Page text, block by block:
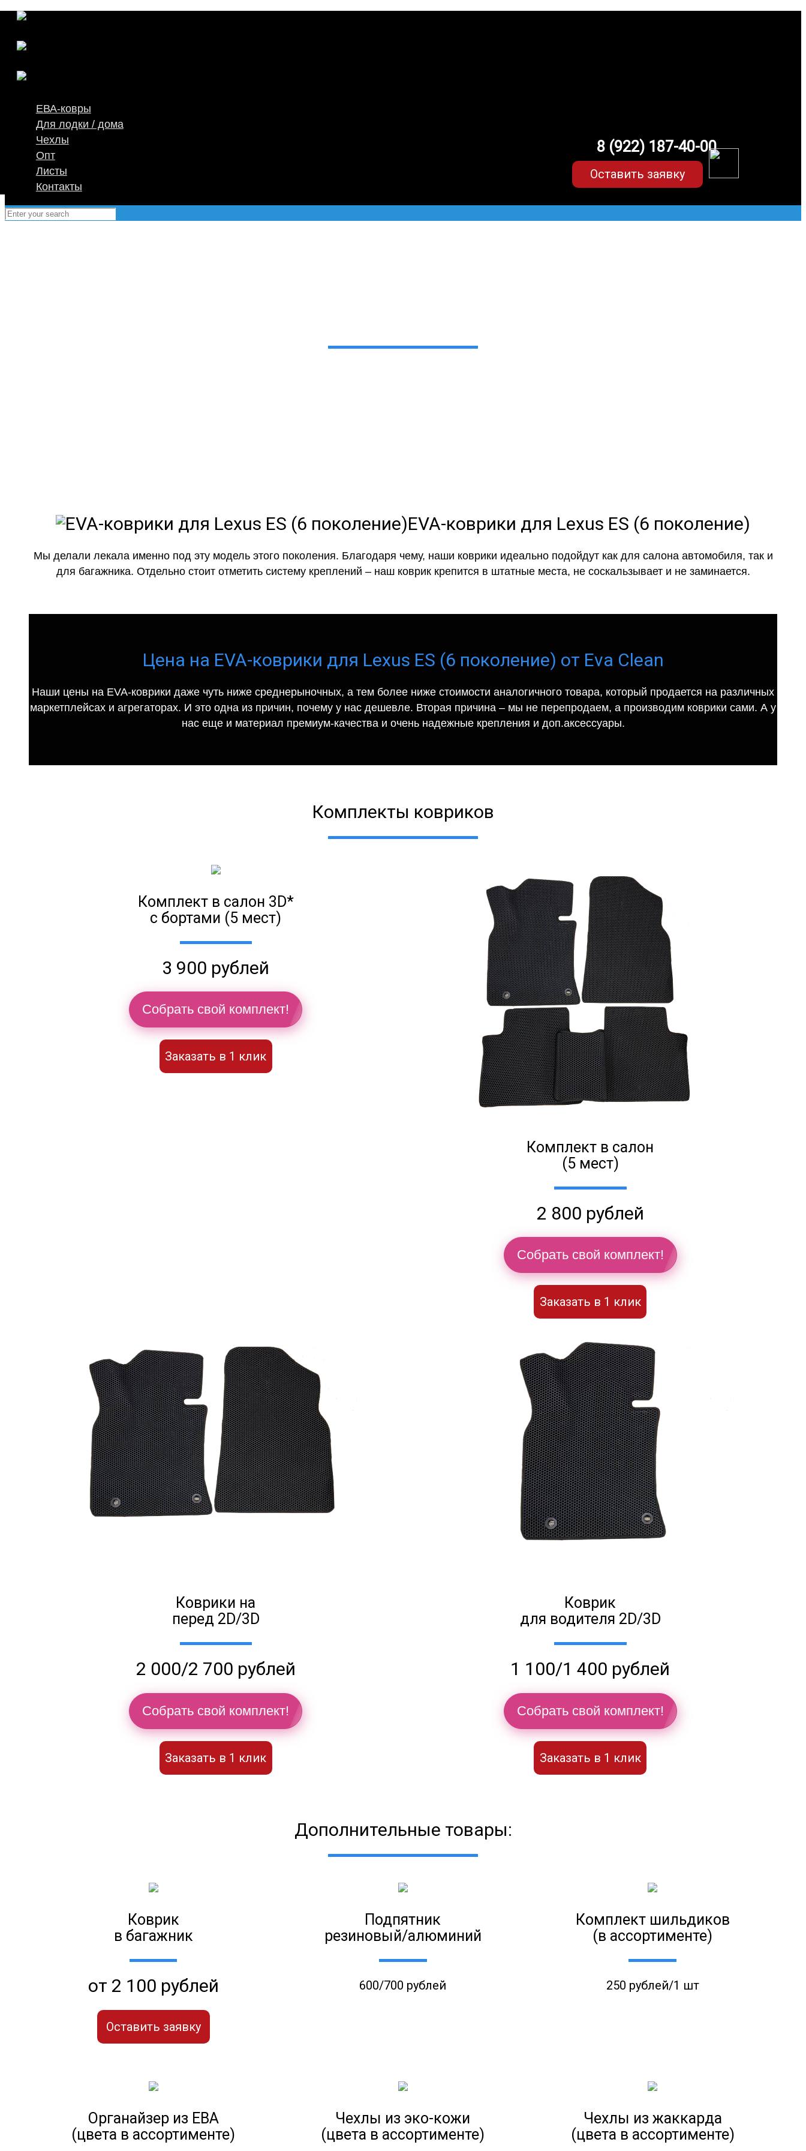
ЕВА-ковры
Для лодки / дома
Чехлы
Опт
Листы
Контакты
8 (922) 187-40-00
Оставить заявку
EVA-коврики для Lexus ES (6 поколение)
Мы делали лекала именно под эту модель этого поколения. Благодаря чему, наши коврики идеально подойдут как для салона автомобиля, так и
для багажника. Отдельно стоит отметить систему креплений – наш коврик крепится в штатные места, не соскальзывает и не заминается.
Цена на EVA-коврики для Lexus ES (6 поколение) от Eva Clean
Наши цены на EVA-коврики даже чуть ниже среднерыночных, а тем более ниже стоимости аналогичного товара, который продается на различных
маркетплейсах и агрегаторах. И это одна из причин, почему у нас дешевле. Вторая причина – мы не перепродаем, а производим коврики сами. А у
нас еще и материал премиум-качества и очень надежные крепления и доп.аксессуары.
Комплекты ковриков
Комплект в салон 3D*
с бортами (5 мест)
3 900 рублей
Собрать свой комплект!
Заказать в 1 клик
Комплект в салон
(5 мест)
2 800 рублей
Собрать свой комплект!
Заказать в 1 клик
Коврики на
перед 2D/3D
2 000/2 700 рублей
Собрать свой комплект!
Заказать в 1 клик
Коврик
для водителя 2D/3D
1 100/1 400 рублей
Собрать свой комплект!
Заказать в 1 клик
Дополнительные товары:
Коврик
в багажник
от 2 100 рублей
Оставить заявку
Подпятник
резиновый/алюминий
600/700 рублей
Комплект шильдиков
(в ассортименте)
250 рублей/1 шт
Органайзер из ЕВА
(цвета в ассортименте)
Чехлы из эко-кожи
(цвета в ассортименте)
Чехлы из жаккарда
(цвета в ассортименте)